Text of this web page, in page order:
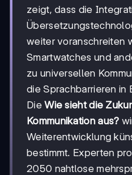
zeigt, dass die
weiter voranschreiten
Smartwatches und
zu universellen
die Sprachbarrieren in
DieWie sieht die
Kommunikation aus?
Weiterentwicklung
bestimmt. Experten
2050 nahtlose